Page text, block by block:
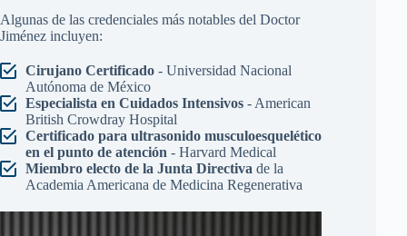
Algunas de las credenciales más notables del Doctor
Jiménez incluyen:
Cirujano Certificado- Universidad Nacional
Autónoma de México
Especialista en Cuidados Intensivos- American
British Crowdray Hospital
Certificado para ultrasonido musculoesquelético
en el punto de atención - Harvard Medical
Miembro electo de la Junta Directiva de la
Academia Americana de Medicina Regenerativa